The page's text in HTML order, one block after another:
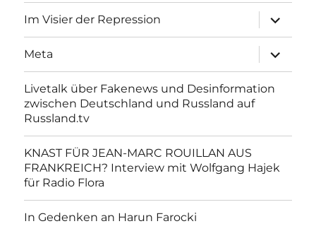
Im Visier der Repression
anzeigen
Meta
anzeigen
Livetalk über Fakenews und Desinformation
zwischen Deutschland und Russland auf
Russland.tv
KNAST FÜR JEAN-MARC ROUILLAN AUS
FRANKREICH? Interview mit Wolfgang Hajek
für Radio Flora
In Gedenken an Harun Farocki